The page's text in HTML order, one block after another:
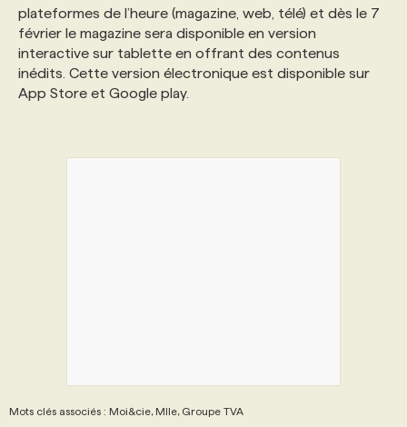
plateformes de l’heure (magazine, web, télé) et dès le 7
février le magazine sera disponible en version
interactive sur tablette en offrant des contenus
inédits. Cette version électronique est disponible sur
App Store et Google play.
Mots clés associés : Moi&cie, Mlle, Groupe TVA